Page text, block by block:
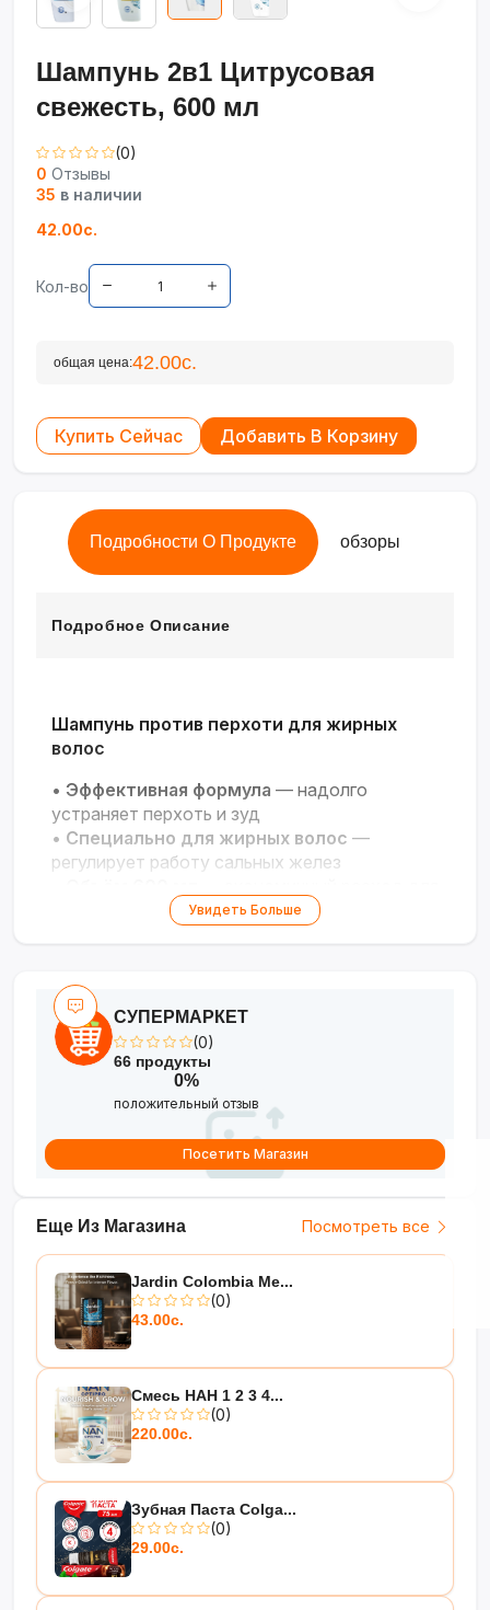
Шампунь 2в1 Цитрусовая
свежесть, 600 мл
(0)
0 Отзывы
35 в наличии
42.00с.
Кол-во
общая цена:42.00с.
Купить Сейчас Добавить В Корзину
Подробности О Продукте обзоры
Подробное Описание
Шампунь против перхоти для жирных
волос
• Эффективная формула — надолго
устраняет перхоть и зуд
• Специально для жирных волос —
регулирует работу сальных желез
ежедневного использования
•Производство Россия
проверенное временем
Увидеть Больше
Еще Из Магазина Посмотреть все
Jardin Colombia Me...
(0)
43.00с.
Смесь НАН 1 2 3 4...
(0)
220.00с.
Зубная Паста Colga...
(0)
29.00с.
СУПЕРМАРКЕТ
(0)
66 продукты
0%
положительный отзыв
Посетить Магазин